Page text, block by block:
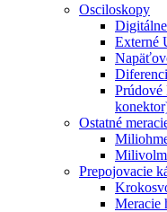
Osciloskopy
Digitálne
Externé
Prúdové
Ostatné
Prepojovacie
Meracie